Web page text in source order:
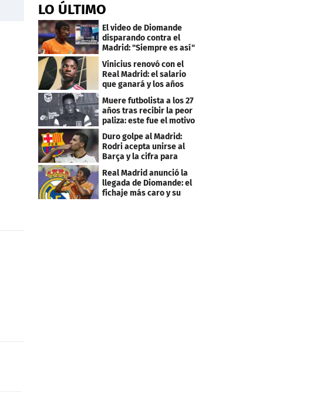
LO ÚLTIMO
El video de Diomande
disparando contra el
Madrid: "Siempre es así"
Vinicius renovó con el
Real Madrid: el salario
que ganará y los años
Muere futbolista a los 27
años tras recibir la peor
paliza: este fue el motivo
Duro golpe al Madrid:
Rodri acepta unirse al
Barça y la cifra para
cerrar su fichaje
Real Madrid anunció la
llegada de Diomande: el
fichaje más caro y su